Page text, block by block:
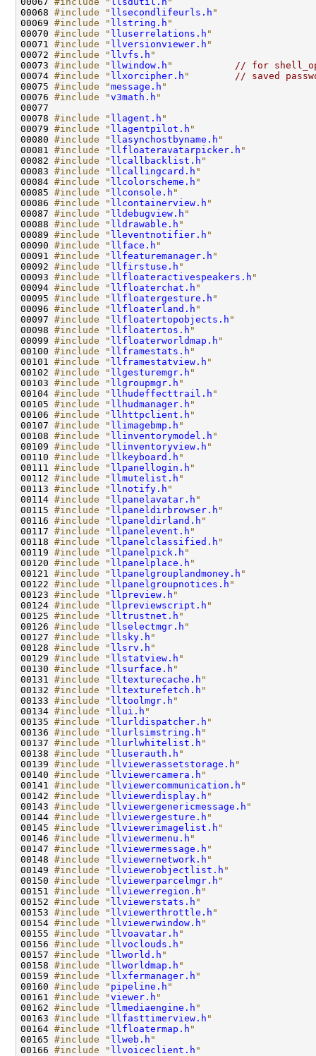
00068 #include " llsecondlifeurls.h "
00069 #include " llstring.h "
00070 #include " lluserrelations.h "
00071 #include " llversionviewer.h "
00072 #include " llvfs.h "
00073 #include " llwindow.h "
// for
00074 #include " llxorcipher.h "
// saved
00075 #include "message.h "
00076 #include "v3math.h "
00078 #include " llagent.h "
00079 #include " llagentpilot.h "
00080 #include " llasynchostbyname.h "
00081 #include " llfloateravatarpicker.h "
00082 #include " llcallbacklist.h "
00083 #include " llcallingcard.h "
00084 #include " llcolorscheme.h "
00085 #include " llconsole.h "
00086 #include " llcontainerview.h "
00087 #include " lldebugview.h "
00088 #include " lldrawable.h "
00089 #include " lleventnotifier.h "
00090 #include " llface.h "
00091 #include " llfeaturemanager.h "
00092 #include " llfirstuse.h "
00093 #include " llfloateractivespeakers.h "
00094 #include " llfloaterchat.h "
00095 #include " llfloatergesture.h "
00096 #include " llfloaterland.h "
00097 #include " llfloatertopobjects.h "
00098 #include " llfloatertos.h "
00099 #include " llfloaterworldmap.h "
00100 #include " llframestats.h "
00101 #include " llframestatview.h "
00102 #include " llgesturemgr.h "
00103 #include " llgroupmgr.h "
00104 #include " llhudeffecttrail.h "
00105 #include " llhudmanager.h "
00106 #include " llhttpclient.h "
00107 #include " llimagebmp.h "
00108 #include " llinventorymodel.h "
00109 #include " llinventoryview.h "
00110 #include " llkeyboard.h "
00111 #include " llpanellogin.h "
00112 #include " llmutelist.h "
00113 #include " llnotify.h "
00114 #include " llpanelavatar.h "
00115 #include " llpaneldirbrowser.h "
00116 #include " llpaneldirland.h "
00117 #include " llpanelevent.h "
00118 #include " llpanelclassified.h "
00119 #include " llpanelpick.h "
00120 #include " llpanelplace.h "
00121 #include " llpanelgrouplandmoney.h "
00122 #include " llpanelgroupnotices.h "
00123 #include " llpreview.h "
00124 #include " llpreviewscript.h "
00125 #include " lltrustnet.h "
00126 #include " llselectmgr.h "
00127 #include " llsky.h "
00128 #include " llsrv.h "
00129 #include " llstatview.h "
00130 #include " llsurface.h "
00131 #include " lltexturecache.h "
00132 #include " lltexturefetch.h "
00133 #include " lltoolmgr.h "
00134 #include " llui.h "
00135 #include " llurldispatcher.h "
00136 #include " llurlsimstring.h "
00137 #include " llurlwhitelist.h "
00138 #include " lluserauth.h "
00139 #include " llviewerassetstorage.h "
00140 #include " llviewercamera.h "
00141 #include " llviewercommunication.h "
00142 #include " llviewerdisplay.h "
00143 #include " llviewergenericmessage.h "
00144 #include " llviewergesture.h "
00145 #include " llviewerimagelist.h "
00146 #include " llviewermenu.h "
00147 #include " llviewermessage.h "
00148 #include " llviewernetwork.h "
00149 #include " llviewerobjectlist.h "
00150 #include " llviewerparcelmgr.h "
00151 #include " llviewerregion.h "
00152 #include " llviewerstats.h "
00153 #include " llviewerthrottle.h "
00154 #include " llviewerwindow.h "
00155 #include " llvoavatar.h "
00156 #include " llvoclouds.h "
00157 #include " llworld.h "
00158 #include " llworldmap.h "
00159 #include " llxfermanager.h "
00160 #include " pipeline.h "
00161 #include "viewer.h "
00162 #include " llmediaengine.h "
00163 #include " llfasttimerview.h "
00164 #include " llfloatermap.h "
00165 #include " llweb.h "
00166 #include " llvoiceclient.h "